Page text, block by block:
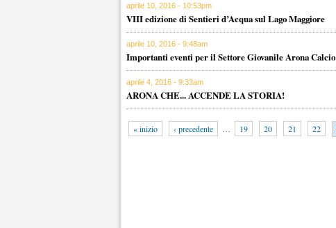
aprile 10, 2016 - 10:53pm
VIII edizione di Sentieri d’Acqua sul Lago Maggiore
aprile 10, 2016 - 9:48am
Importanti eventi per il Settore Giovanile Arona Calcio
aprile 4, 2016 - 9:33am
ARONA CHE... ACCENDE LA STORIA!
« inizio ‹ precedente … 19 20 21 22